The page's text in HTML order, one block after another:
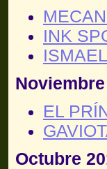
INK
EL
Octubre